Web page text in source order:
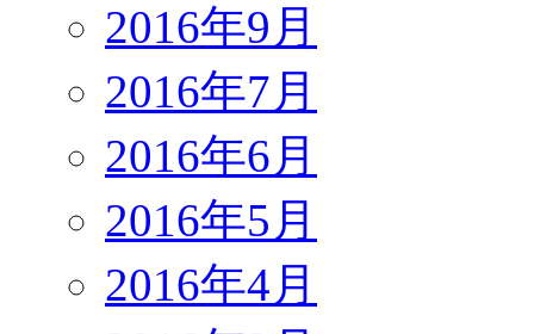
2016年9月
2016年7月
2016年6月
2016年5月
2016年4月